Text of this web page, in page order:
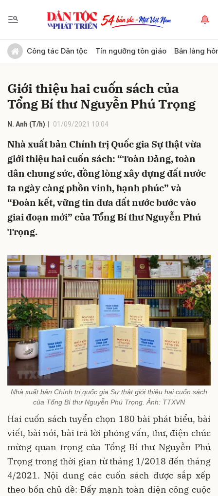
Công tác Dân tộc Tín ngưỡng tôn giáo Bản làng
Giới thiệu hai cuốn sách của
Tổng Bí thư Nguyễn Phú Trọng
N. Anh (T/h) 01/09/2021 10:04
Nhà xuất bản Chính trị Quốc gia Sự thật vừa
giới thiệu hai cuốn sách: “Toàn Đảng, toàn
dân chung sức, đồng lòng xây dựng đất nước
ta ngày càng phồn vinh, hạnh phúc” và
“Đoàn kết, vững tin đưa đất nước bước vào
giai đoạn mới” của Tổng Bí thư Nguyễn Phú
Trọng.
Nhà xuất bản Chính trị quốc gia Sự thật giới thiệu hai cuốn sách
của Tổng Bí thư Nguyễn Phú Trọng. Ảnh: TTXVN
Hai cuốn sách tuyển chọn 180 bài phát biểu, bài
viết, bài nói, bài trả lời phỏng vấn, thư, điện chúc
mừng quan trọng của Tổng Bí thư Nguyễn Phú
Trọng trong thời gian từ tháng 1/2018 đến tháng
4/2021. Nội dung các cuốn sách được sắp xếp
theo bốn chủ đề: Đẩy mạnh toàn diện công cuộc
Gửi bình luận
Hủy Gửi